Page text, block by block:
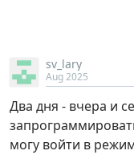
sv_lary
Aug 2025
Два дня - вчера и
могу войти в